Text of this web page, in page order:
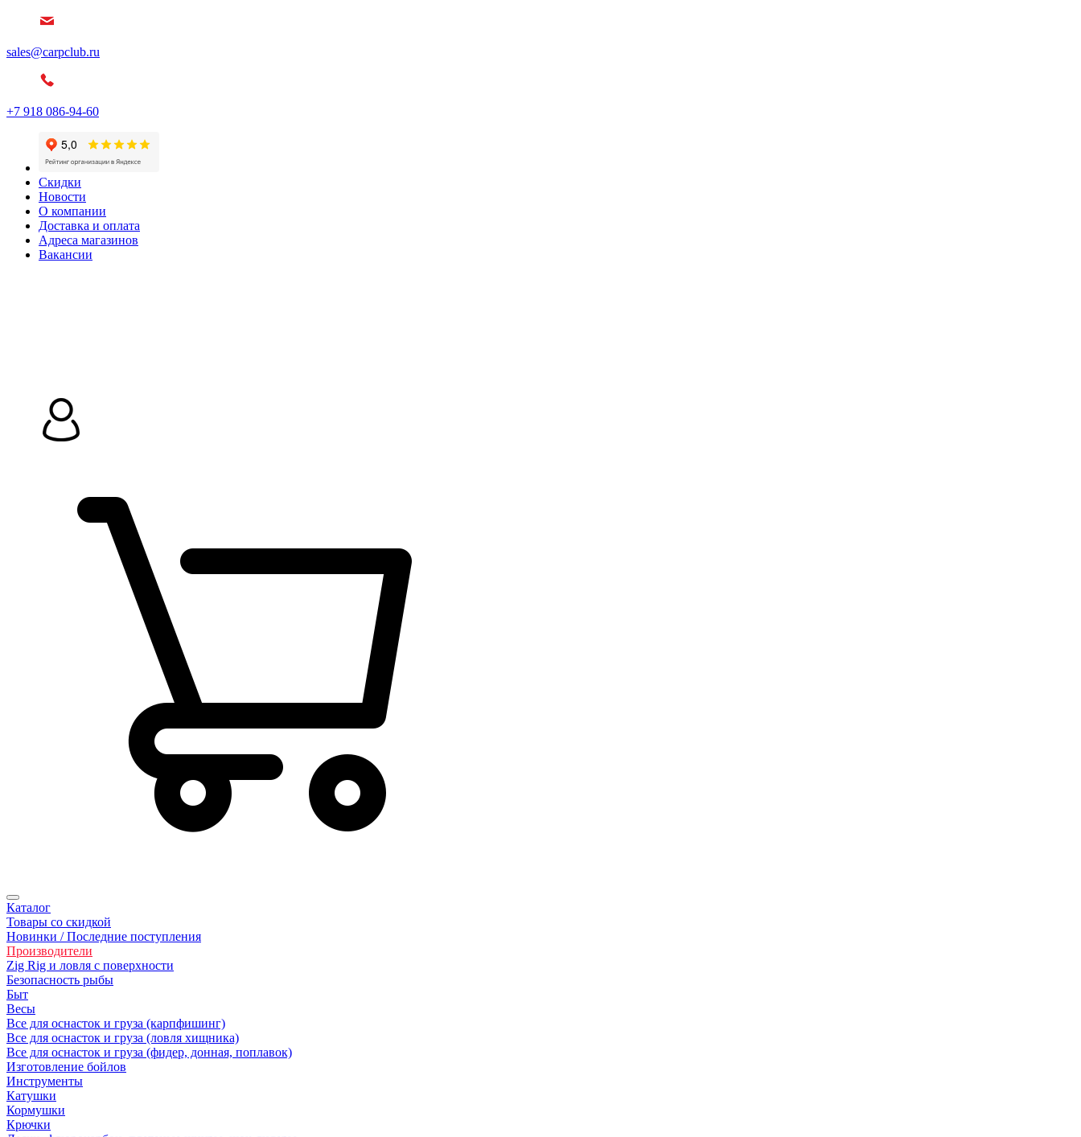
sales@carpclub.ru
+7 918 086-94-60
Скидки
Новости
О компании
Доставка и оплата
Адреса магазинов
Вакансии
Каталог
Товары со скидкой
Новинки / Последние поступления
Производители
Zig Rig и ловля с поверхности
Безoпасность рыбы
Быт
Весы
Все для оснасток и груза (карпфишинг)
Все для оснасток и груза (ловля хищника)
Все для оснасток и груза (фидер, донная, поплавок)
Изготовление бойлов
Инструменты
Катушки
Кормушки
Крючки